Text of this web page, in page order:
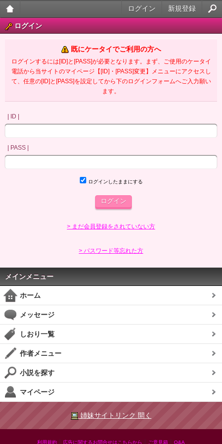
大人
ータ
イ官
新規登録
ログイン
ログイン
既にケータイでご利用の方へ
ログインするには[ID]と[PASS]が必要となります。まず、ご使用のケータイ
電話から当サイトのマイページ【[ID]・[PASS]変更】メニューにアクセスし
て、任意の[ID]と[PASS]を設定してから下のログインフォームへご入力願い
ます。
| ID |
| PASS |
ログインしたままにする
> まだ会員登録をされていない方
> パスワード等忘れた方
メインメニュー
ホーム
メッセージ
しおり一覧
作者メニュー
小説を探す
マイページ
姉妹サイトリンク 開く
利用規約 広告に関するお問合せはこちらから ご意見箱 Q&A